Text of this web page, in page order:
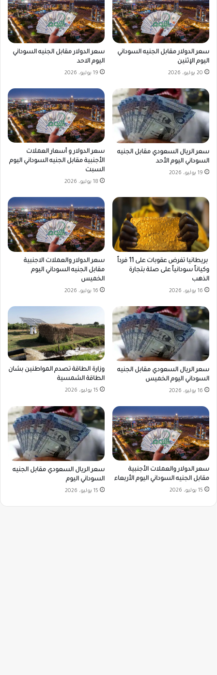
سعر الدولار مقابل الجنيه السوداني
اليوم الإثنين
20 يوليو، 2026
سعر الدولار مقابل الجنيه السوداني
اليوم الاحد
19 يوليو، 2026
سعر الريال السعودي مقابل الجنيه
السوداني اليوم الأحد
19 يوليو، 2026
سعر الدولار و أسعار العملات
الأجنبية مقابل الجنيه السوداني اليوم
السبت
18 يوليو، 2026
بريطانيا تفرض عقوبات على 11 فرداً
وكياناً سودانياً على صلة بتجارة
الذهب
16 يوليو، 2026
سعر الدولار والعملات الاجنبية
مقابل الجنيه السوداني اليوم
الخميس
16 يوليو، 2026
سعر الريال السعودي مقابل الجنيه
السوداني اليوم الخميس
16 يوليو، 2026
وزارة الطاقة تصدم المواطنين بشان
الطاقة الشمسية
15 يوليو، 2026
سعر الدولار والعملات الأجنبية
مقابل الجنيه السوداني اليوم الأربعاء
15 يوليو، 2026
سعر الريال السعودي مقابل الجنيه
السوداني اليوم
15 يوليو، 2026